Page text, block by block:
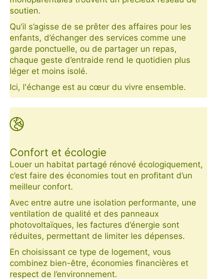
soutien.
Qu’il s’agisse de se prêter des affaires pour les
enfants, d’échanger des services comme une
garde ponctuelle, ou de partager un repas,
chaque geste d’entraide rend le quotidien plus
léger et moins isolé.
Ici, l'échange est au cœur du vivre ensemble.
Confort et écologie
Louer un habitat partagé rénové écologiquement,
c’est faire des économies tout en profitant d’un
meilleur confort.
Avec entre autre une isolation performante, une
ventilation de qualité et des panneaux
photovoltaïques, les factures d’énergie sont
réduites, permettant de limiter les dépenses.
En choisissant ce type de logement, vous
combinez bien-être, économies financières et
respect de l’environnement.